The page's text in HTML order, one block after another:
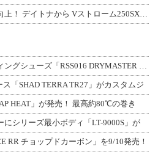
「SHAD TERRA TR27」がカスタムジ
HEAT」が発売！ 最高約80℃の巻き
にシリーズ最小ボディ「LT-9000S」が
RR チョップドカーボン」を9/10発売！